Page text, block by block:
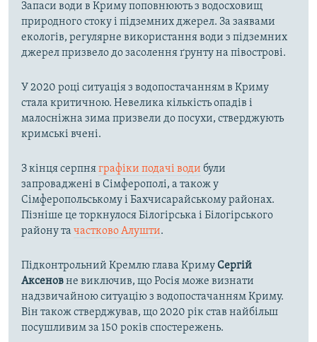
Запаси води в Криму поповнюють з водосховищ
природного стоку і підземних джерел. За заявами
екологів, регулярне використання води з підземних
джерел призвело до засолення ґрунту на півострові.
У 2020 році ситуація з водопостачанням в Криму
стала критичною. Невелика кількість опадів і
малосніжна зима призвели до посухи, стверджують
кримські вчені.
З кінця серпняграфіки подачі води були
запроваджені в Сімферополі, а також у
Сімферопольському і Бахчисарайському районах.
Пізніше це торкнулося Білогірська і Білогірського
району та частково Алушти.
Підконтрольний Кремлю глава КримуСергій
Аксеновне виключив, що Росія може визнати
надзвичайною ситуацію з водопостачанням Криму.
Він також стверджував, що 2020 рік став найбільш
посушливим за 150 років спостережень.